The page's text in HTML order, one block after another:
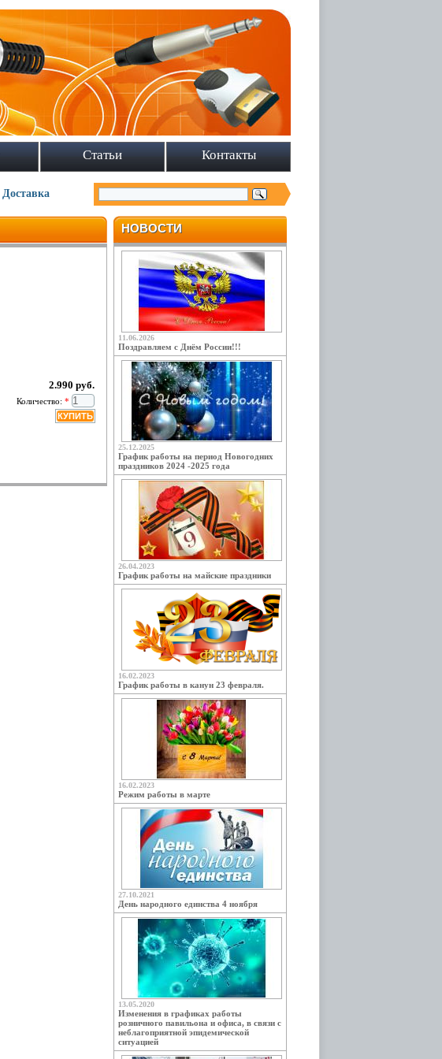
Статьи Контакты
Доставка
НОВОСТИ
11.06.2026
Поздравляем с Днём России!!!
25.12.2025
График работы на период Новогодних
праздников 2024 -2025 года
26.04.2023
График работы на майские праздники
16.02.2023
График работы в канун 23 февраля.
16.02.2023
Режим работы в марте
27.10.2021
День народного единства 4 ноября
13.05.2020
Изменения в графиках работы
розничного павильона и офиса, в связи с
неблагоприятной эпидемической
ситуацией
2.990 руб.
Количество:*